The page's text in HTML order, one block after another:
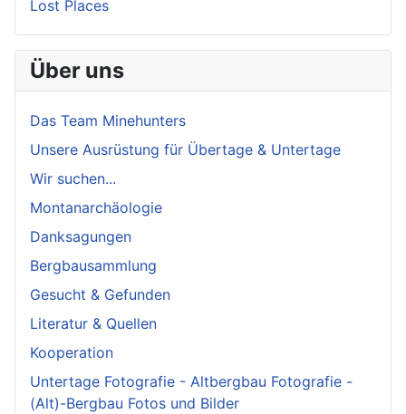
Lost Places
Über uns
Das Team Minehunters
Unsere Ausrüstung für Übertage & Untertage
Wir suchen...
Montanarchäologie
Danksagungen
Bergbausammlung
Gesucht & Gefunden
Literatur & Quellen
Kooperation
Untertage Fotografie - Altbergbau Fotografie -
(Alt)-Bergbau Fotos und Bilder